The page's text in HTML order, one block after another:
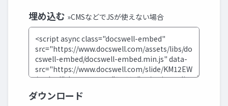
埋め込む »CMSなどでJSが使えない場合
ダウンロード